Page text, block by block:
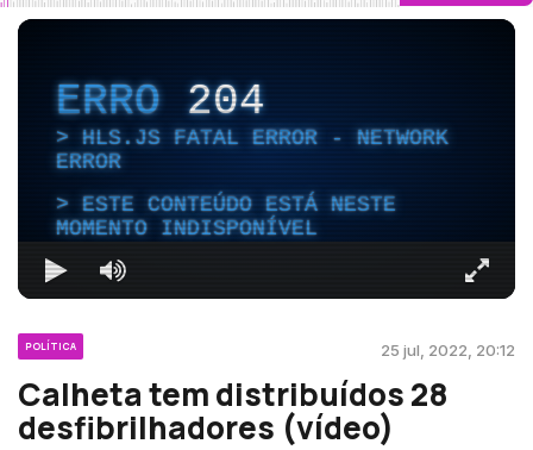
ERRO204
HLS.JS FATAL ERROR - NETWORK
ERROR
ESTE CONTEÚDO ESTÁ NESTE
MOMENTO INDISPONÍVEL
POLÍTICA 25 jul, 2022, 20:12
Calheta tem distribuídos 28
desfibrilhadores (vídeo)